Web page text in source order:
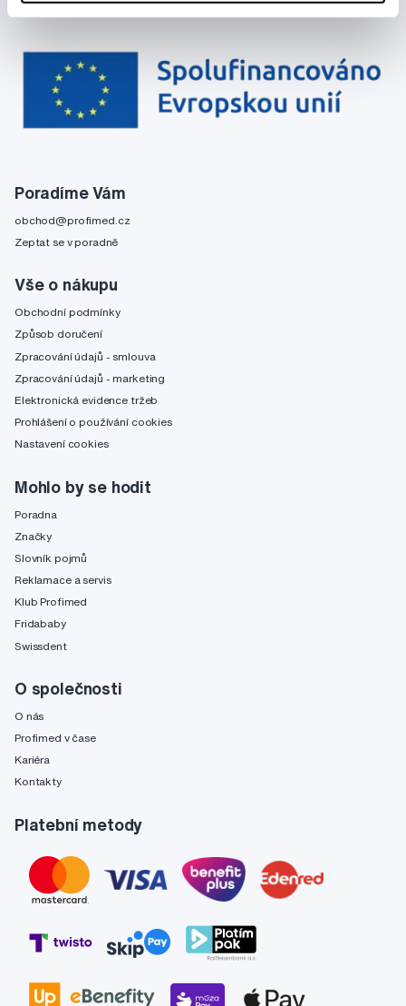
Poradíme Vám
obchod@profimed.cz
Zeptat se v poradně
Vše o nákupu
Obchodní podmínky
Způsob doručení
Zpracování údajů - smlouva
Zpracování údajů - marketing
Elektronická evidence tržeb
Prohlášení o používání cookies
Nastavení cookies
Mohlo by se hodit
Poradna
Značky
Slovník pojmů
Reklamace a servis
Klub Profimed
Fridababy
Swissdent
O společnosti
O nás
Profimed v čase
Kariéra
Kontakty
Platební metody